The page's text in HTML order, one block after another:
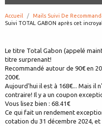
Accueil
Mails Suivi De
page:
Suivi TOTAL GABON après cet
Le titre Total Gabon (appelé
titre surprenant!
Recommandé autour de 90€ en
200€.
Aujourd'hui il est à 168€... Mais il
contraire! Il y a un coupon
Vous lisez bien : 68.41€
Ce qui fait un rendement
cotation du 31 décembre 2024,